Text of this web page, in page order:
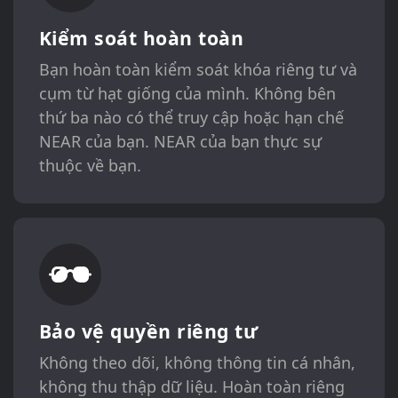
Kiểm soát hoàn toàn
Bạn hoàn toàn kiểm soát khóa riêng tư và
cụm từ hạt giống của mình. Không bên
thứ ba nào có thể truy cập hoặc hạn chế
NEAR của bạn. NEAR của bạn thực sự
thuộc về bạn.
Bảo vệ quyền riêng tư
Không theo dõi, không thông tin cá nhân,
không thu thập dữ liệu. Hoàn toàn riêng